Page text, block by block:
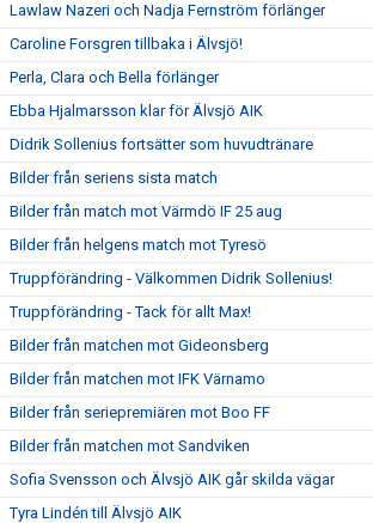
Lawlaw Nazeri och Nadja Fernström förlänger
Caroline Forsgren tillbaka i Älvsjö!
Perla, Clara och Bella förlänger
Ebba Hjalmarsson klar för Älvsjö AIK
Didrik Sollenius fortsätter som huvudtränare
Bilder från seriens sista match
Bilder från match mot Värmdö IF 25 aug
Bilder från helgens match mot Tyresö
Truppförändring - Välkommen Didrik Sollenius!
Truppförändring - Tack för allt Max!
Bilder från matchen mot Gideonsberg
Bilder från matchen mot IFK Värnamo
Bilder från seriepremiären mot Boo FF
Bilder från matchen mot Sandviken
Sofia Svensson och Älvsjö AIK går skilda vägar
Tyra Lindén till Älvsjö AIK